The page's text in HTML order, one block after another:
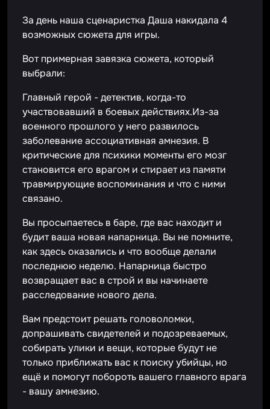
За день наша сценаристка Даша накидала 4
возможных сюжета для игры.
Вот примерная завязка сюжета, который
выбрали:
Главный герой - детектив, когда-то
участвовавший в боевых действиях.Из-за
военного прошлого у него развилось
заболевание ассоциативная амнезия. В
критические для психики моменты его мозг
становится его врагом и стирает из памяти
травмирующие воспоминания и что с ними
связано.
Вы просыпаетесь в баре, где вас находит и
будит ваша новая напарница. Вы не помните,
как здесь оказались и что вообще делали
последнюю неделю. Напарница быстро
возвращает вас в строй и вы начинаете
расследование нового дела.
Вам предстоит решать головоломки,
допрашивать свидетелей и подозреваемых,
собирать улики и вещи, которые будут не
только приближать вас к поиску убийцы, но
ещё и помогут побороть вашего главного врага
- вашу амнезию.